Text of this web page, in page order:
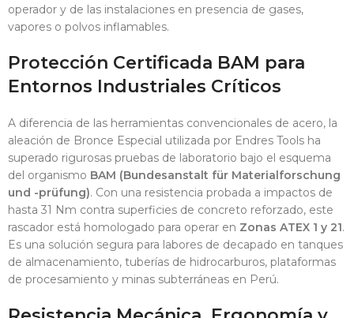
operador y de las instalaciones en presencia de gases,
vapores o polvos inflamables.
Protección Certificada BAM para
Entornos Industriales Críticos
A diferencia de las herramientas convencionales de acero, la
aleación de Bronce Especial utilizada por Endres Tools ha
superado rigurosas pruebas de laboratorio bajo el esquema
del organismo BAM (Bundesanstalt für Materialforschung
und -prüfung). Con una resistencia probada a impactos de
hasta 31 Nm contra superficies de concreto reforzado, este
rascador está homologado para operar en Zonas ATEX 1 y 21.
Es una solución segura para labores de decapado en tanques
de almacenamiento, tuberías de hidrocarburos, plataformas
de procesamiento y minas subterráneas en Perú.